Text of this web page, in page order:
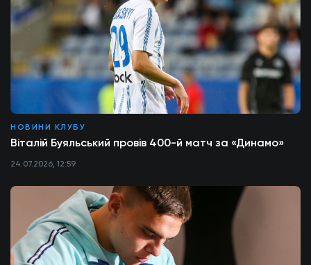
НОВИНИ КЛУБУ
Віталій Буяльський провів 400-й матч за «Динамо»
24.07.2026, 12:59